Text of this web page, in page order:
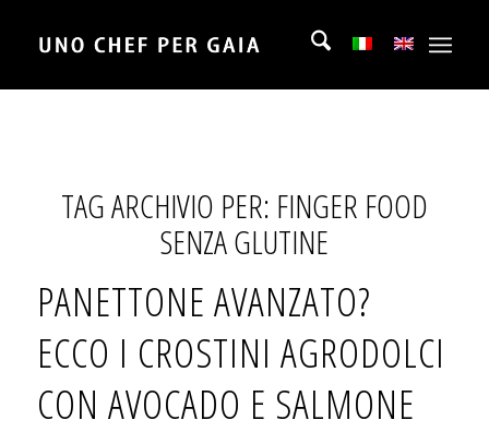
TAG ARCHIVIO PER: FINGER FOOD
SENZA GLUTINE
PANETTONE AVANZATO?
ECCO I CROSTINI AGRODOLCI
CON AVOCADO E SALMONE